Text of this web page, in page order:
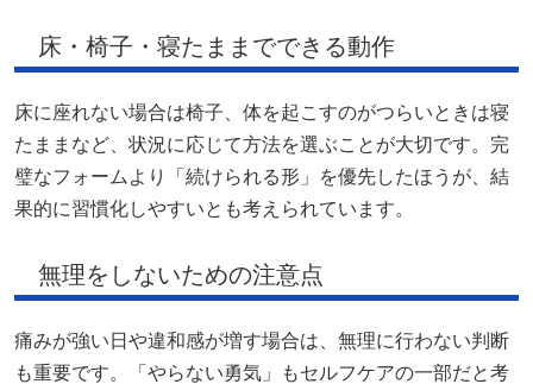
床・椅子・寝たままでできる動作
床に座れない場合は椅子、体を起こすのがつらいときは寝
たままなど、状況に応じて方法を選ぶことが大切です。完
璧なフォームより「続けられる形」を優先したほうが、結
果的に習慣化しやすいとも考えられています。
無理をしないための注意点
痛みが強い日や違和感が増す場合は、無理に行わない判断
も重要です。「やらない勇気」もセルフケアの一部だと考